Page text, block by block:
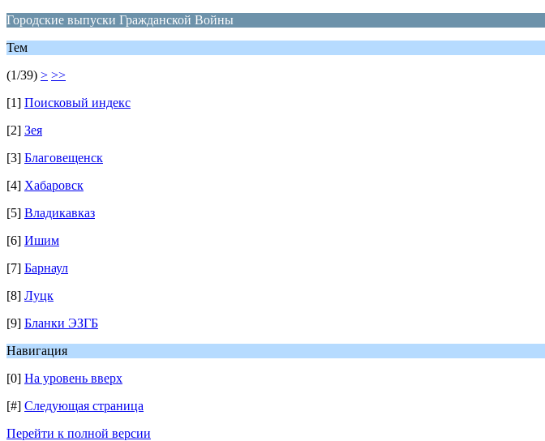
Городские выпуски Гражданской Войны
Тем
(1/39) > >>
[1] Поисковый индекс
[2] Зея
[3] Благовещенск
[4] Хабаровск
[5] Владикавказ
[6] Ишим
[7] Барнаул
[8] Луцк
[9] Бланки ЭЗГБ
Навигация
[0] На уровень вверх
[#] Следующая страница
Перейти к полной версии